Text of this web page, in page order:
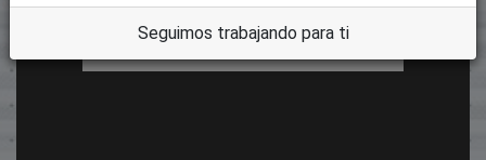
Seguimos trabajando para ti